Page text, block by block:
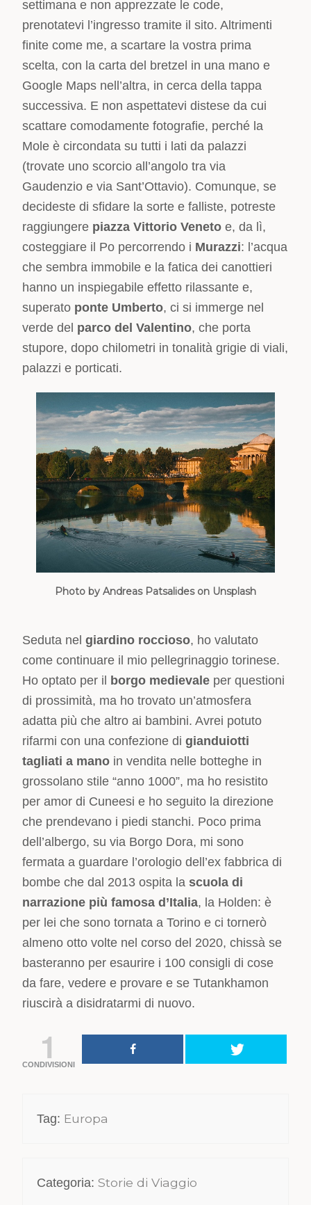
settimana e non apprezzate le code,
prenotatevi l’ingresso tramite il sito. Altrimenti
finite come me, a scartare la vostra prima
scelta, con la carta del bretzel in una mano e
Google Maps nell’altra, in cerca della tappa
successiva. E non aspettatevi distese da cui
scattare comodamente fotografie, perché la
Mole è circondata su tutti i lati da palazzi
(trovate uno scorcio all’angolo tra via
Gaudenzio e via Sant’Ottavio). Comunque, se
decideste di sfidare la sorte e falliste, potreste
raggiungere piazza Vittorio Veneto e, da lì,
costeggiare il Po percorrendo i Murazzi: l’acqua
che sembra immobile e la fatica dei canottieri
hanno un inspiegabile effetto rilassante e,
superato ponte Umberto, ci si immerge nel
verde del parco del Valentino, che porta
stupore, dopo chilometri in tonalità grigie di viali,
palazzi e porticati.
Photo by Andreas Patsalides on Unsplash
Seduta nelgiardino roccioso, ho valutato
come continuare il mio pellegrinaggio torinese.
Ho optato per il borgo medievale per questioni
di prossimità, ma ho trovato un’atmosfera
adatta più che altro ai bambini. Avrei potuto
rifarmi con una confezione digianduiotti
tagliati a mano in vendita nelle botteghe in
grossolano stile “anno 1000”, ma ho resistito
per amor di Cuneesi e ho seguito la direzione
che prendevano i piedi stanchi. Poco prima
dell’albergo, su via Borgo Dora, mi sono
fermata a guardare l’orologio dell’ex fabbrica di
bombe che dal 2013 ospita lascuola di
narrazione più famosa d’Italia, la Holden: è
per lei che sono tornata a Torino e ci tornerò
almeno otto volte nel corso del 2020, chissà se
basteranno per esaurire i 100 consigli di cose
da fare, vedere e provare e se Tutankhamon
riuscirà a disidratarmi di nuovo.
1
CONDIVISIONI
Tag: Europa
Categoria:Storie di Viaggio